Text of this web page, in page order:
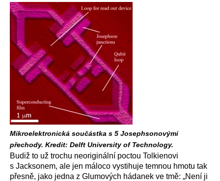
Mikroelektronická součástka s 5 Josephsonovými
přechody. Kredit: Delft University of Technology.
Budiž to už trochu neoriginální poctou Tolkienovi
s Jacksonem, ale jen máloco vystihuje temnou hmotu tak
přesně, jako jedna z Glumových hádanek ve tmě: „Není ji